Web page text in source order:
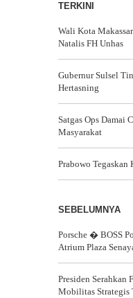
TERKINI
Wali Kota
Natalis FH Unhas
Gubernur Sulsel
Hertasning
Satgas Ops Damai
Masyarakat
Prabowo Tegaskan
SEBELUMNYA
Porsche � BOSS
Atrium Plaza
Presiden Serahkan
Mobilitas Strategis